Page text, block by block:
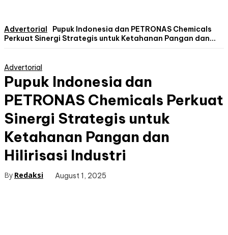
Advertorial
Pupuk Indonesia dan PETRONAS Chemicals
Perkuat Sinergi Strategis untuk Ketahanan Pangan dan...
Advertorial
Pupuk Indonesia dan
PETRONAS Chemicals Perkuat
Sinergi Strategis untuk
Ketahanan Pangan dan
Hilirisasi Industri
By Redaksi August 1, 2025